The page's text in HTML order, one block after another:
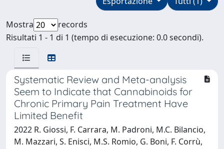
Mostra
records
Risultati 1 - 1 di 1 (tempo di esecuzione: 0.0 secondi).
Systematic Review and Meta-analysis
Seem to Indicate that Cannabinoids for
Chronic Primary Pain Treatment Have
Limited Benefit
2022 R. Giossi, F. Carrara, M. Padroni, M.C. Bilancio,
M. Mazzari, S. Enisci, M.S. Romio, G. Boni, F. Corrù,